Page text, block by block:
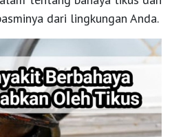
dari lingkungan Anda.